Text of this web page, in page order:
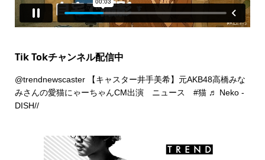
Tik Tokチャンネル配信中
@trendnewscaster【キャスター井手美希】元AKB48高橋みな
みさんの愛猫にゃーちゃんCM出演 ニュース #猫 ♬ Neko -
DISH//